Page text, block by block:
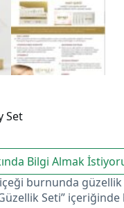
Set
Bilgi Almak
burnunda
Seti”